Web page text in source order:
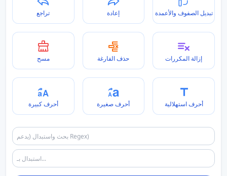
تراجع إعادة تبديل الصفوف والأعمدة
مسح حذف الفارغة إزالة المكررات
أحرف كبيرة أحرف صغيرة أحرف استهلالية